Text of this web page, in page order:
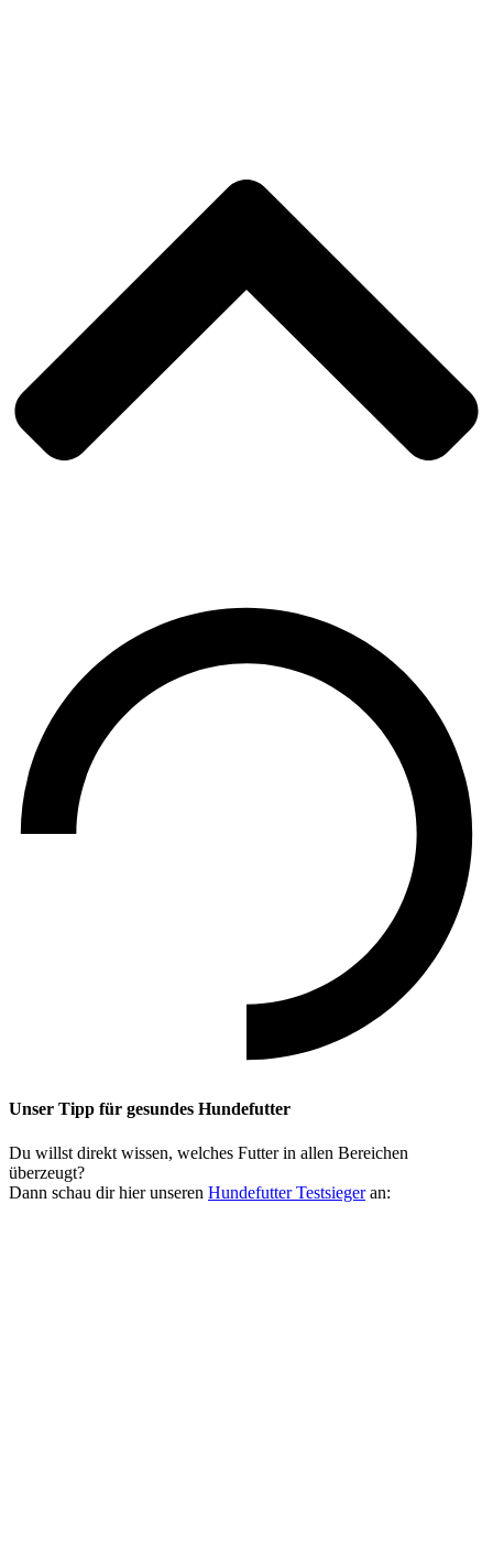
Unser Tipp für gesundes Hundefutter
Du willst direkt wissen, welches Futter in allen Bereichen
überzeugt?
Dann schau dir hier unseren Hundefutter Testsiegeran: